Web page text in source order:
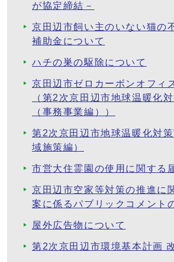
が協定締結－
京田辺市飼い主のいない猫の
補助金について
ハチの巣の駆除について
京田辺市ゼロカーボンオフィ
（第2次京田辺市地球温暖化
（事務事業編））
第2次京田辺市地球温暖化対
域施策編）
市営大住霊園の使用に関する
京田辺市空家等対策の推進に
案に係るパブリックコメント
屋外広告物について
第2次京田辺市環境基本計画